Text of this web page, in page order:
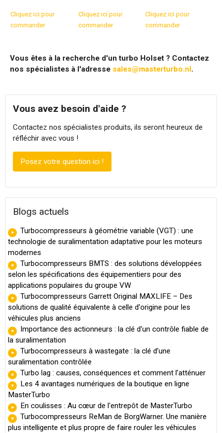
Cliquez ici pour
commander
Cliquez ici pour
commander
Cliquez ici pour
commander
Vous êtes à la recherche d'un turbo Holset ? Contactez
nos spécialistes à l'adresse sales@masterturbo.nl.
Vous avez besoin d'aide ?
Contactez nos spécialistes produits, ils seront heureux de
réfléchir avec vous !
Posez votre question ici !
Blogs actuels
Turbocompresseurs à géométrie variable (VGT) : une
technologie de suralimentation adaptative pour les moteurs
modernes
Turbocompresseurs BMTS : des solutions développées
selon les spécifications des équipementiers pour des
applications populaires du groupe VW
Turbocompresseurs Garrett Original MAXLIFE – Des
solutions de qualité équivalente à celle d'origine pour les
véhicules plus anciens
Importance des actionneurs : la clé d'un contrôle fiable de
la suralimentation
Turbocompresseurs à wastegate : la clé d’une
suralimentation contrôlée
Turbo lag : causes, conséquences et comment l’atténuer
Les 4 avantages numériques de la boutique en ligne
MasterTurbo
En coulisses : Au cœur de l'entrepôt de MasterTurbo
Turbocompresseurs ReMan de BorgWarner. Une manière
plus intelligente et plus propre de faire rouler les véhicules